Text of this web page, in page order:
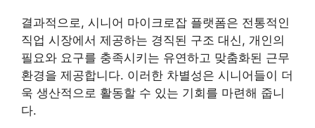
결과적으로, 시니어 마이크로잡 플랫폼은 전통적인
직업 시장에서 제공하는 경직된 구조 대신, 개인의
필요와 요구를 충족시키는 유연하고 맞춤화된 근무
환경을 제공합니다. 이러한 차별성은 시니어들이 더
욱 생산적으로 활동할 수 있는 기회를 마련해 줍니
다.